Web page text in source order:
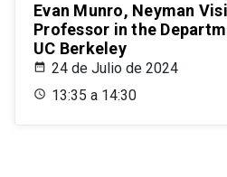
Evan Munro, Neyman
Professor in the
UC Berkeley
24 de Julio de 2024
13:35 a 14:30